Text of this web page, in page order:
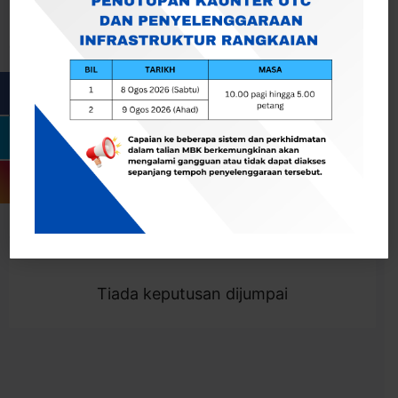
Togol Penapis
Showing 0 result
Tiada keputusan dijumpai